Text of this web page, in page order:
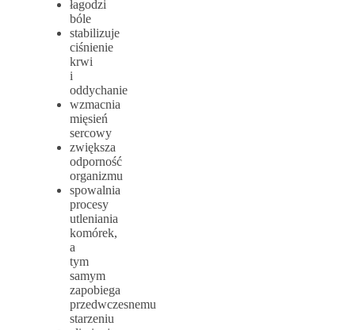
łagodzi
bóle
stabilizuje
ciśnienie
krwi
i
oddychanie
wzmacnia
mięsień
sercowy
zwiększa
odporność
organizmu
spowalnia
procesy
utleniania
komórek,
a
tym
samym
zapobiega
przedwczesnemu
starzeniu